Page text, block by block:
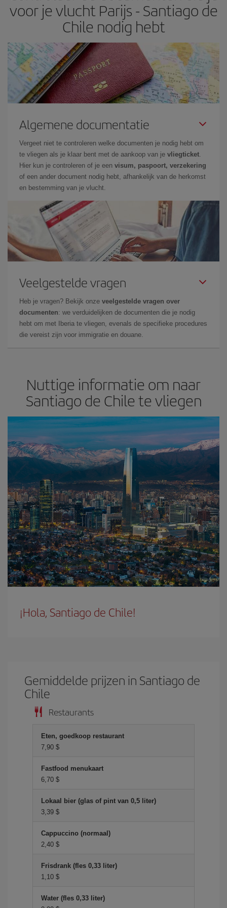
voor je vlucht Parijs - Santiago de
Chile nodig hebt
Algemene documentatie
Vergeet niet te controleren welke documenten je nodig hebt om
te vliegen als je klaar bent met de aankoop van je vliegticket.
Hier kun je controleren of je een visum, paspoort, verzekering
of een ander document nodig hebt, afhankelijk van de herkomst
en bestemming van je vlucht.
Veelgestelde vragen
Heb je vragen? Bekijk onze veelgestelde vragen over
documenten: we verduidelijken de documenten die je nodig
hebt om met Iberia te vliegen, evenals de specifieke procedures
die vereist zijn voor immigratie en douane.
Nuttige informatie om naar
Santiago de Chile te vliegen
¡Hola, Santiago de Chile!
Gemiddelde prijzen in Santiago de
Chile
Restaurants
Eten, goedkoop restaurant
7,90 $
Fastfood menukaart
6,70 $
Lokaal bier (glas of pint van 0,5 liter)
3,39 $
Cappuccino (normaal)
2,40 $
Frisdrank (fles 0,33 liter)
1,10 $
Water (fles 0,33 liter)